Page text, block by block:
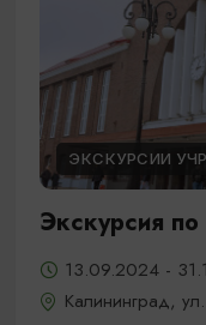
ЭКСКУРСИИ
Экскурсия
13.09.2024 -
Калининград,